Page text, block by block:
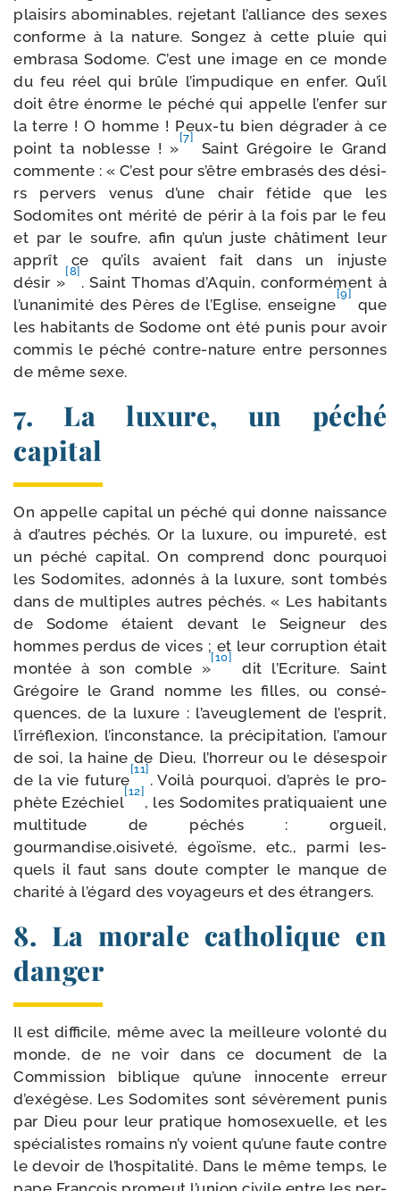
plai­sirs abo­mi­nables, reje­tant l’alliance des sexes
conforme à la nature. Songez à cette pluie qui
embra­sa Sodome. C’est une image en ce monde
du feu réel qui brûle l’impudique en enfer. Qu’il
doit être énorme le péché qui appelle l’enfer sur
la terre ! O homme ! Peux-​tu bien dégra­der à ce
point ta noblesse ! »
[7]
Saint Grégoire le Grand
com­mente : « C’est pour s’être embra­sés des dési­
rs per­vers venus d’une chair fétide que les
Sodomites ont méri­té de périr à la fois par le feu
et par le soufre, afin qu’un juste châ­ti­ment leur
apprît ce qu’ils avaient fait dans un injuste
désir »
[8]
. Saint Thomas d’Aquin, confor­mé­ment à
l’unanimité des Pères de l’Eglise, enseigne
[9]
que
les habi­tants de Sodome ont été punis pour avoir
com­mis le péché contre-​nature entre per­sonnes
de même sexe.
7. La luxure, un péché
capital
On appelle capi­tal un péché qui donne nais­sance
à d’autres péchés. Or la luxure, ou impu­re­té, est
un péché capi­tal. On com­prend donc pour­quoi
les Sodomites, adon­nés à la luxure, sont tom­bés
dans de mul­tiples autres péchés. « Les habi­tants
de Sodome étaient devant le Seigneur des
hommes per­dus de vices ; et leur cor­rup­tion était
mon­tée à son comble »
[10]
dit l’Ecriture. Saint
Grégoire le Grand nomme les filles, ou consé­
quences, de la luxure : l’aveuglement de l’esprit,
l’irréflexion, l’inconstance, la pré­ci­pi­ta­tion, l’amour
de soi, la haine de Dieu, l’horreur ou le déses­poir
de la vie future
[11]
. Voilà pour­quoi, d’après le pro­
phète Ezéchiel
[12]
, les Sodomites pra­ti­quaient une
mul­ti­tude de péchés : orgueil,
gourmandise,oisiveté, égoïsme, etc., par­mi les­
quels il faut sans doute comp­ter le manque de
cha­ri­té à l’égard des voya­geurs et des étrangers.
8. La morale catholique en
danger
Il est dif­fi­cile, même avec la meilleure volon­té du
monde, de ne voir dans ce docu­ment de la
Commission biblique qu’une inno­cente erreur
d’exégèse. Les Sodomites sont sévè­re­ment punis
par Dieu pour leur pra­tique homo­sexuelle, et les
spé­cia­listes romains n’y voient qu’une faute contre
le devoir de l’hospitalité. Dans le même temps, le